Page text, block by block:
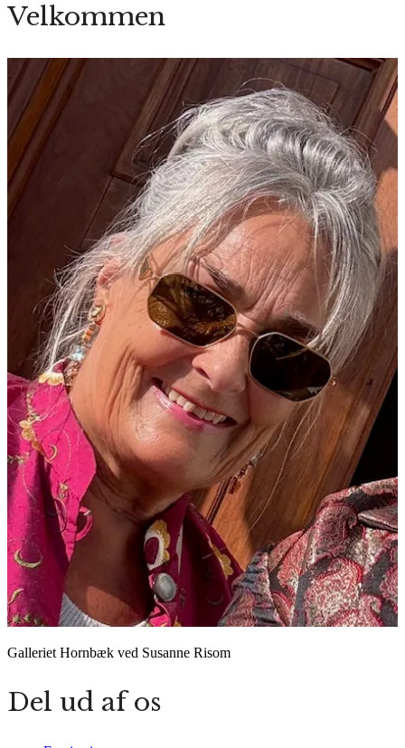
Velkommen
Galleriet Hornbæk ved Susanne Risom
Del ud af os